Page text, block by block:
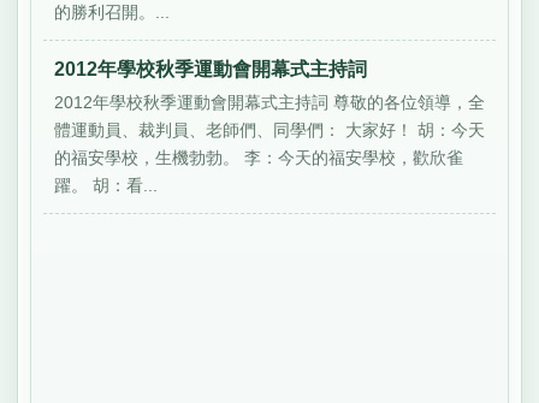
的勝利召開。...
2012年學校秋季運動會開幕式主持詞
2012年學校秋季運動會開幕式主持詞 尊敬的各位領導，全
體運動員、裁判員、老師們、同學們： 大家好！ 胡：今天
的福安學校，生機勃勃。 李：今天的福安學校，歡欣雀
躍。 胡：看...